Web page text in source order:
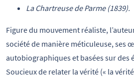
La Chartreuse de Parme (1839).
Figure du mouvement réaliste,
société de manière méticuleuse, ses
autobiographiques et basées sur des
Soucieux de relater la vérité (« la